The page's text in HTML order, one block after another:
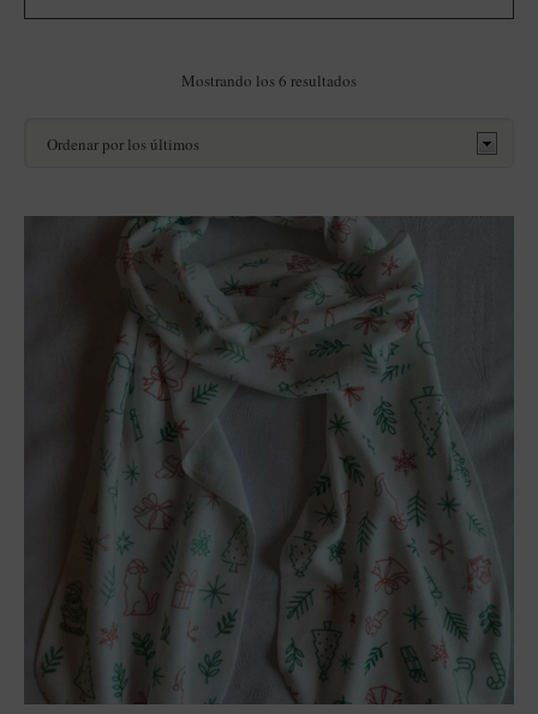
Mostrando los 6 resultadosOrdenado